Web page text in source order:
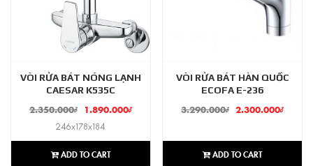
VÒI RỬA BÁT NÓNG LẠNH
CAESAR K535C
2.350.000₫ 1.890.000₫
246x178x184
ADD TO CART
VÒI RỬA BÁT HÀN QUỐC
ECOFA E-236
3.290.000₫ 2.300.000₫
ADD TO CART